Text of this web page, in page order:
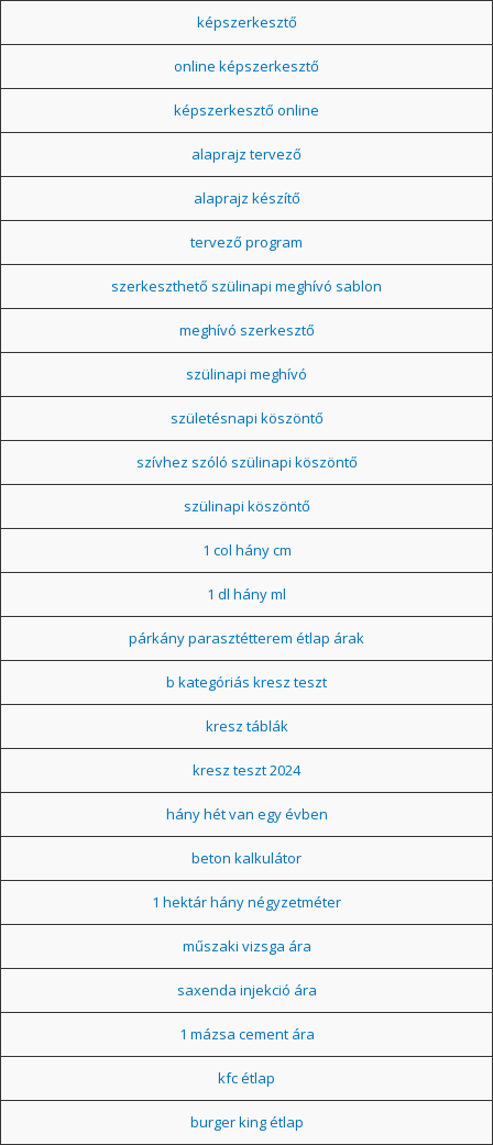
képszerkesztő
online képszerkesztő
képszerkesztő online
alaprajz tervező
alaprajz készítő
tervező program
szerkeszthető szülinapi meghívó sablon
meghívó szerkesztő
szülinapi meghívó
születésnapi köszöntő
szívhez szóló szülinapi köszöntő
szülinapi köszöntő
1 col hány cm
1 dl hány ml
párkány parasztétterem étlap árak
b kategóriás kresz teszt
kresz táblák
kresz teszt 2024
hány hét van egy évben
beton kalkulátor
1 hektár hány négyzetméter
műszaki vizsga ára
saxenda injekció ára
1 mázsa cement ára
kfc étlap
burger king étlap